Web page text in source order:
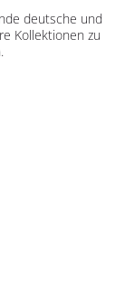
deutsche und
Kollektionen zu